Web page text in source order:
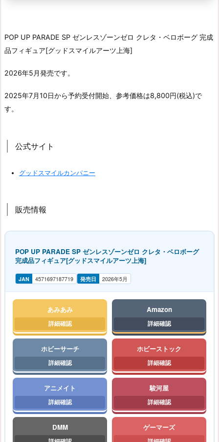
POP UP PARADE SP ゼンレスゾーンゼロ クレタ・ベロボーグ 完成
品フィギュア[グッドスマイルアーツ上海]
2026年5月発売です。
2025年7月10日から予約受付開始、参考価格は8,800円(税込)で
す。
公式サイト
グッドスマイルカンパニー
販売情報
POP UP PARADE SP ゼンレスゾーンゼロ クレタ・ベロボーグ
完成品フィギュア[グッドスマイルアーツ上海]
JAN 4571697187719 発売日 2026年5月
あみあみ Amazon
ホビーサーチ ホビーストック
アニメイト 駿河屋
DMM ゲーマーズ